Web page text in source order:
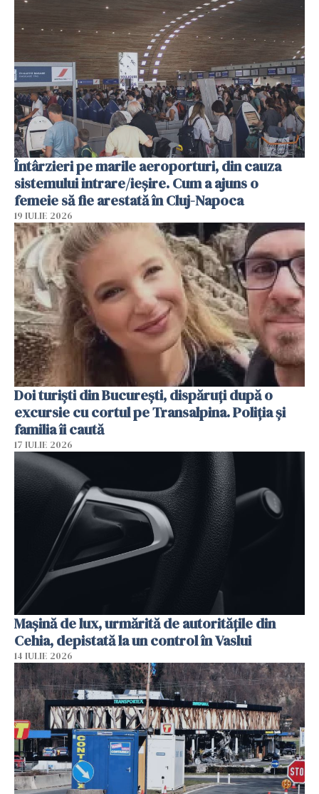
Întârzieri pe marile aeroporturi, din cauza
sistemului intrare/ieșire. Cum a ajuns o
femeie să fie arestată în Cluj-Napoca
19 IULIE 2026
Doi turiști din București, dispăruți după o
excursie cu cortul pe Transalpina. Poliția și
familia îi caută
17 IULIE 2026
Mașină de lux, urmărită de autoritățile din
Cehia, depistată la un control în Vaslui
14 IULIE 2026